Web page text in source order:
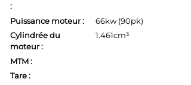
:
Puissance moteur :
Cylindrée du
moteur :
66kw (90pk)
1.461cm³
MTM :
Tare :